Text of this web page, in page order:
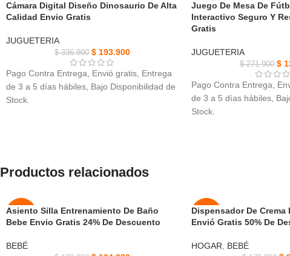
-42%
NUEVO
Cámara Digital Diseño Dinosaurio De Alta
Calidad Envio Gratis
JUGUETERIA
$336.900 $ 193.900
Pago Contra Entrega, Envió gratis, Entrega
de 3 a 5 días hábiles, Bajo Disponibilidad de
Stock.
fotografía, impresión y aprendizaje.
Herramienta educativa, ayudando a los
fotografía.
Diseño compacto y liviano de la impresora
y usar.
-50%
Juego De Mesa De
Interactivo Seguro Y
Gratis
JUGUETERIA
$271.900 $
Pago Contra Entrega,
de 3 a 5 días hábiles,
Stock.
Es una buena manera de
ejercitar la coordinación
Es fácil de configurar, y
Productos relacionados
-24%
ADO
Asiento Silla Entrenamiento De Baño
Bebe Envio Gratis 24% De Descuento
BEBÉ
-50%
NUEVO
Dispensador De
Envió Gratis 50% De
HOGAR BEBÉ